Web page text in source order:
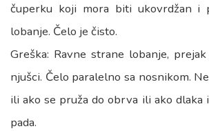
čuperku koji mora biti ukovrdžan i
lobanje. Čelo je čisto.
Greška: Ravne strane lobanje,
njušci. Čelo paralelno sa nosnikom.
ili ako se pruža do obrva ili ako dlaka
pada.